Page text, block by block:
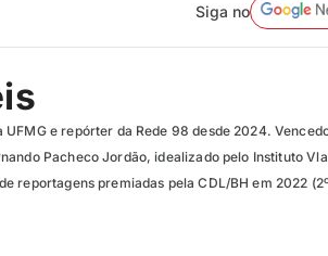
Siga no
e repórter da Rede 98 desde 2024.
Pacheco Jordão, idealizado pelo Instituto
reportagens premiadas pela CDL/BH em 2022